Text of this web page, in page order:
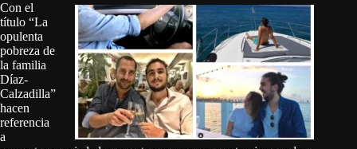
Con el
título “La
opulenta
pobreza de
la familia
Díaz-
Calzadilla”
hacen
referencia
a